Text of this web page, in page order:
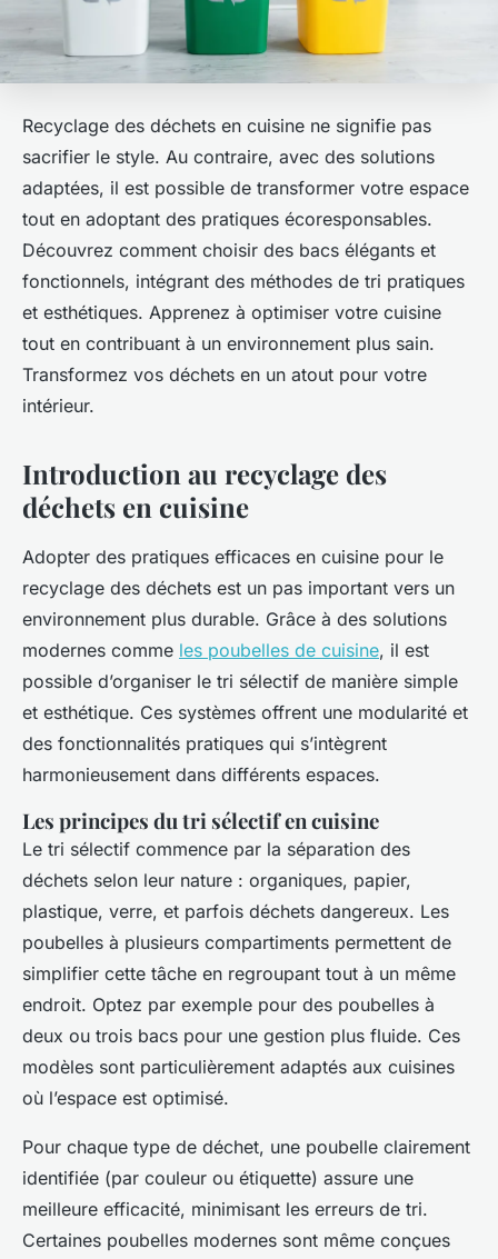
Recyclage des déchets en cuisine ne signifie pas
sacrifier le style. Au contraire, avec des solutions
adaptées, il est possible de transformer votre espace
tout en adoptant des pratiques écoresponsables.
Découvrez comment choisir des bacs élégants et
fonctionnels, intégrant des méthodes de tri pratiques
et esthétiques. Apprenez à optimiser votre cuisine
tout en contribuant à un environnement plus sain.
Transformez vos déchets en un atout pour votre
intérieur.
Introduction au recyclage des
déchets en cuisine
Adopter des pratiques efficaces en cuisine pour le
recyclage des déchets est un pas important vers un
environnement plus durable. Grâce à des solutions
modernes comme les poubelles de cuisine, il est
possible d’organiser le tri sélectif de manière simple
et esthétique. Ces systèmes offrent une modularité et
des fonctionnalités pratiques qui s’intègrent
harmonieusement dans différents espaces.
Les principes du tri sélectif en cuisine
Le tri sélectif commence par la séparation des
déchets selon leur nature : organiques, papier,
plastique, verre, et parfois déchets dangereux. Les
poubelles à plusieurs compartiments permettent de
simplifier cette tâche en regroupant tout à un même
endroit. Optez par exemple pour des poubelles à
deux ou trois bacs pour une gestion plus fluide. Ces
modèles sont particulièrement adaptés aux cuisines
où l’espace est optimisé.
Pour chaque type de déchet, une poubelle clairement
identifiée (par couleur ou étiquette) assure une
meilleure efficacité, minimisant les erreurs de tri.
Certaines poubelles modernes sont même conçues